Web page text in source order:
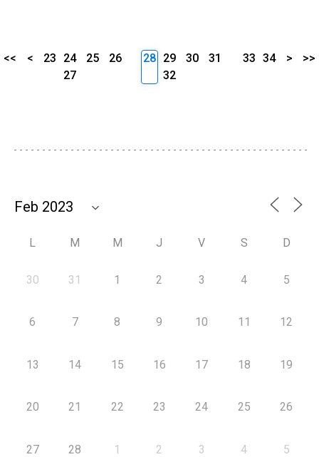
<< < 23 24 25
26
27
28 29 30
31
32
33 34 > >>
L M M J V S D
30 31 1 2 3 4 5
6 7 8 9 10 11 12
13 14 15 16 17 18 19
20 21 22 23 24 25 26
27 28 1 2 3 4 5